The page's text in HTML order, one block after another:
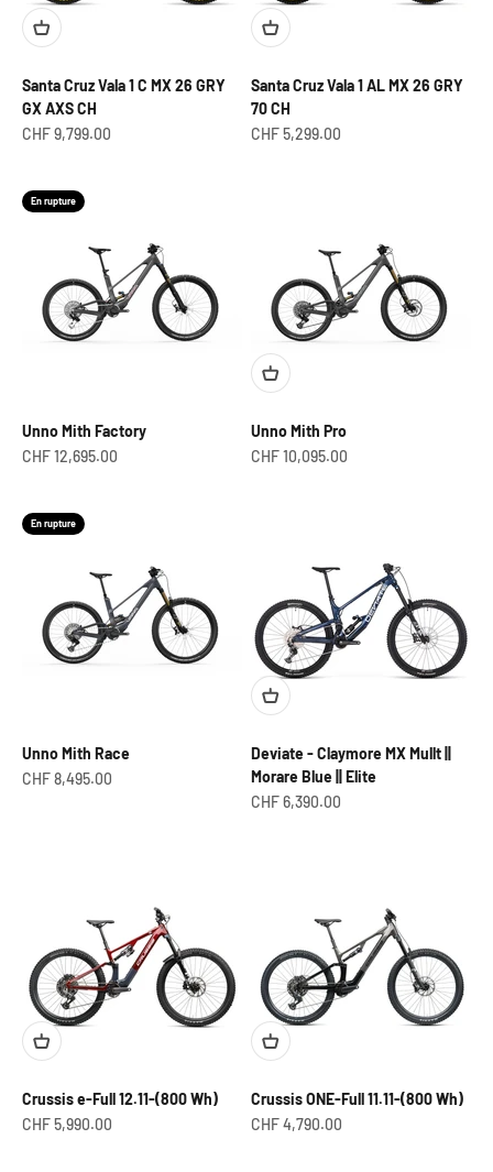
Santa Cruz Vala 1 C MX 26 GRY
GX AXS CH
Prix de vente
CHF 9,799.00
Santa Cruz Vala 1 AL MX 26 GRY
70 CH
Prix de vente
CHF 5,299.00
En rupture
Unno Mith Factory
Prix de vente
CHF 12,695.00
Unno Mith Pro
Prix de vente
CHF 10,095.00
En rupture
Unno Mith Race
Prix de vente
CHF 8,495.00
Deviate - Claymore MX Mullt ||
Morare Blue || Elite
Prix de vente
CHF 6,390.00
Crussis e-Full 12.11-(800 Wh)
Prix de vente
CHF 5,990.00
Crussis ONE-Full 11.11-(800 Wh)
Prix de vente
CHF 4,790.00